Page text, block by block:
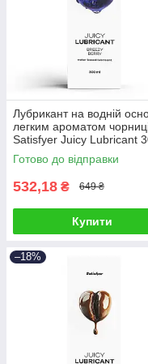
Лубрикант на водній
легким ароматом
Satisfyer Juicy Lubricant
мл Talla
Готово до відправки
532,18 ₴ 649 ₴
Купити
–18%